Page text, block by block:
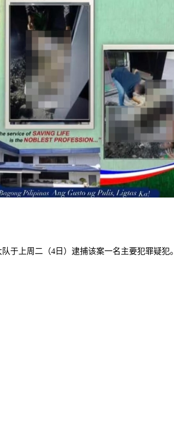
于上周二（4日）逮捕该案一名主要犯罪疑犯。